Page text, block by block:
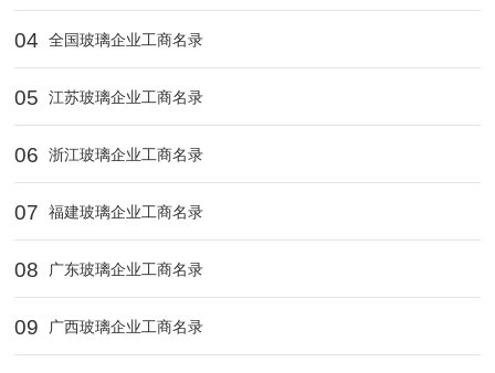
04 全国玻璃企业工商名录
05 江苏玻璃企业工商名录
06 浙江玻璃企业工商名录
07 福建玻璃企业工商名录
08 广东玻璃企业工商名录
09 广西玻璃企业工商名录